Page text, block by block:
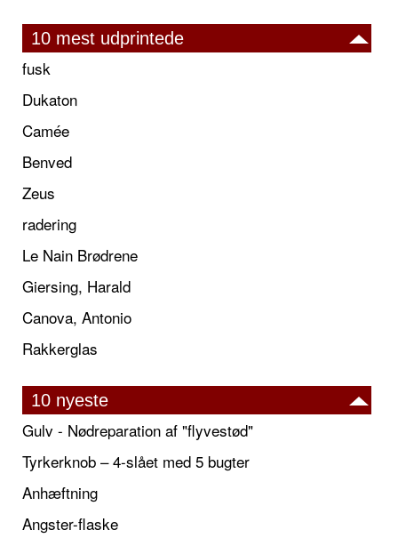
10 mest udprintede
fusk
Dukaton
Camée
Benved
Zeus
radering
Le Nain Brødrene
Giersing, Harald
Canova, Antonio
Rakkerglas
10 nyeste
Gulv - Nødreparation af "flyvestød"
Tyrkerknob – 4-slået med 5 bugter
Anhæftning
Angster-flaske